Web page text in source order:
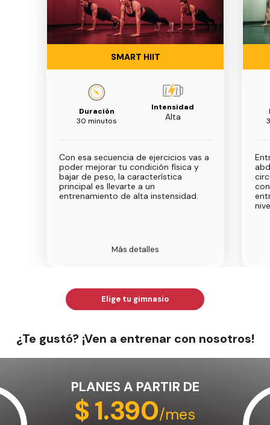
SMART HIIT
Duración
30 minutos
Intensidad
Alta
Con esa secuencia de ejercicios vas a
poder mejorar tu condición física y
bajar de peso, la característica
principal es llevarte a un
entrenamiento de alta instensidad.
Más detalles
Elige tu gimnasio
¿Te gustó? ¡Ven a entrenar con nosotros!
PLANES A PARTIR DE
$ 1.390/mes